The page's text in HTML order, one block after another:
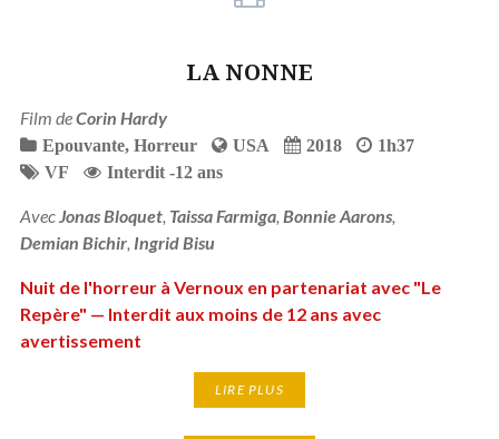
LA NONNE
Film deCorin Hardy
Epouvante, Horreur USA 2018
1h37
VF
Interdit -12 ans
Avec Jonas Bloquet, Taissa Farmiga, Bonnie Aarons,
Demian Bichir, Ingrid Bisu
Nuit de l'horreur à Vernoux en partenariat avec "Le
Repère" — Interdit aux moins de 12 ans avec
avertissement
LIRE PLUS